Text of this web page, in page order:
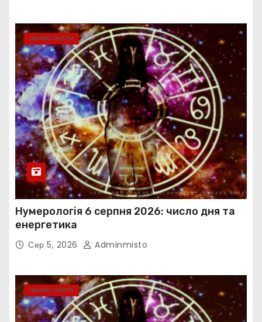
ЦІКАВО ЗНАТИ
Нумерологія 6 серпня 2026: число дня та
енергетика
Сер 5, 2026 Adminmisto
ЦІКАВО ЗНАТИ